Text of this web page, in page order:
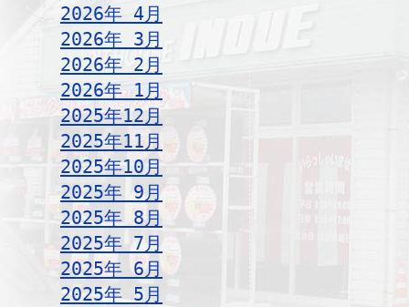
2026年 4月
2026年 3月
2026年 2月
2026年 1月
2025年12月
2025年11月
2025年10月
2025年 9月
2025年 8月
2025年 7月
2025年 6月
2025年 5月